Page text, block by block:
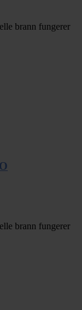
brann fungerer
brann fungerer